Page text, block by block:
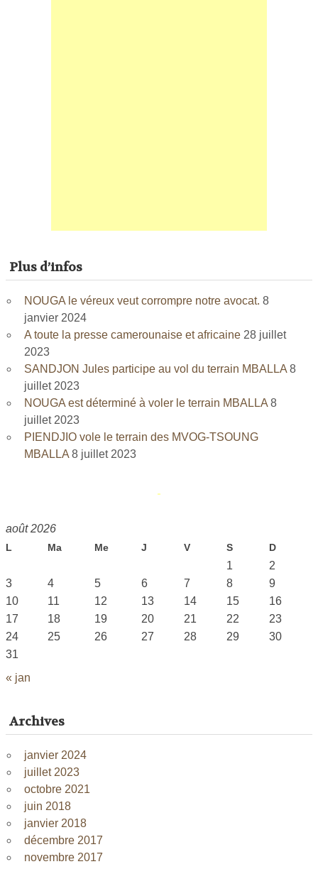
Plus d’infos
NOUGA le véreux veut corrompre notre avocat. 8
janvier 2024
A toute la presse camerounaise et africaine 28 juillet
2023
SANDJON Jules participe au vol du terrain MBALLA 8
juillet 2023
NOUGA est déterminé à voler le terrain MBALLA 8
juillet 2023
PIENDJIO vole le terrain des MVOG-TSOUNG
MBALLA 8 juillet 2023
août 2026
L Ma Me J V S D
« jan
1
2
3
4 5 6 7 8
9
10
11 12 13 14 15
16
17
18 19 20 21 22
23
24
25 26 27 28 29
30
31
Archives
janvier 2024
juillet 2023
octobre 2021
juin 2018
janvier 2018
décembre 2017
novembre 2017